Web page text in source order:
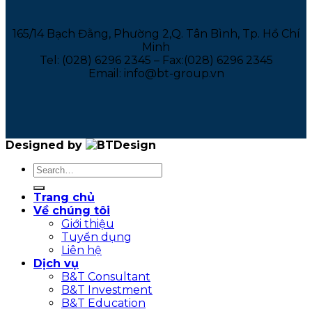
165/14 Bạch Đằng, Phường 2,Q. Tân Bình, Tp. Hồ Chí
Minh
Tel: (028) 6296 2345 – Fax:(028) 6296 2345
Email: info@bt-group.vn
Designed by
Trang chủ
Về chúng tôi
Giới thiệu
Tuyển dụng
Liên hệ
Dịch vụ
B&T Consultant
B&T Investment
B&T Education